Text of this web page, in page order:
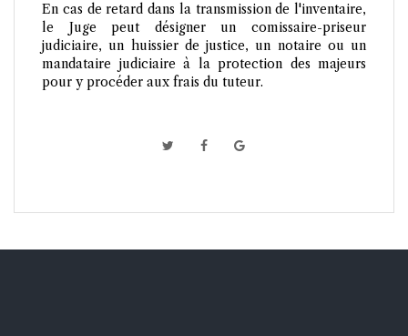
En cas de retard dans la transmission de l'inventaire,
le Juge peut désigner un comissaire-priseur
judiciaire, un huissier de justice, un notaire ou un
mandataire judiciaire à la protection des majeurs
pour y procéder aux frais du tuteur.